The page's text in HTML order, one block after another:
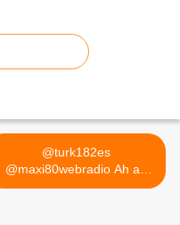
@turk182es
@maxi80webradio Ah ah
cette jaquette... >